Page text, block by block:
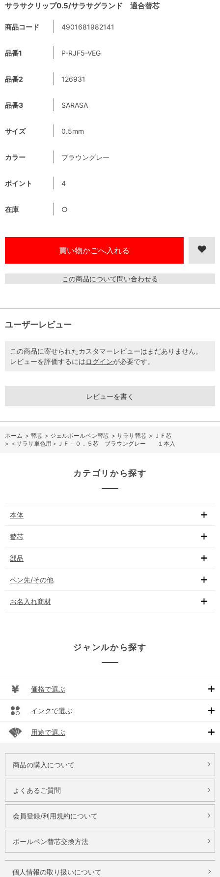
サラサクリップ0.5/サラサグランド 適合替芯
商品コード 4901681982141
品番1 P-RJF5-VEG
品番2 126931
品番3 SARASA
サイズ 0.5mm
カラー ブラウングレー
ポイント 4
在庫 ○
この商品について問い合わせる
ユーザーレビュー
この商品に寄せられたカスタマーレビューはまだありません。
レビューを評価するにはログインが必要です。
レビューを書く
ホーム > 替芯 > ジェルボールペン替芯 > サラサ替芯 >
ＪＦ芯
> ＜サラサ単色用＞ＪＦ－０．５芯 ブラウングレー １本入
カテゴリから探す
本体
替芯
部品
ペン先/その他
お名入れ商材
ジャンルから探す
価格で選ぶ
インクで選ぶ
用途で選ぶ
商品の購入について
よくあるご質問
会員登録/利用規約について
ボールペン替芯交換方法
個人情報の取り扱いについて